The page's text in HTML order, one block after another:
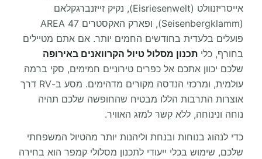
אייסריזנוולט (Eisriesenwelt), נקיק זייזנברגקלאם
(Seisenbergklamm), ופארק האקסטרים AREA 47
פועלים בלעדית בחודשים החמים יותר. אם אתם מטיילים
בחורף, כלי תכנון מסלול טיול הקרוואנים באירופה
שלכם יכוון אתכם אל כפרים טירוניים חמימים, סקי ברמה
עולמית, ומרכזי הנדסה מקורים מדהימים. מסע ב-RV דרך
אוצרות התרבות הללו מבטיח שהחופשה שלכם תהיה
נוחה ונינוחה, ללא קשר למזג האוויר.
כדי לנהוג בנוחות ובנחת וליהנות יותר מהטיול המשפחתי
שלכם, שימוש בכלי ייעודי לתכנון מסלולי קמפר הוא בחירה